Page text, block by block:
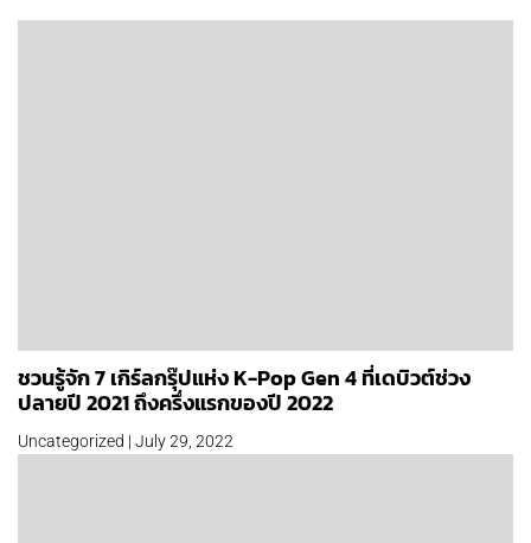
ชวนรู้จัก 7 เกิร์ลกรุ๊ปแห่ง K-Pop Gen 4 ที่เดบิวต์ช่วง
ปลายปี 2021 ถึงครึ่งแรกของปี 2022
Uncategorized | July 29, 2022